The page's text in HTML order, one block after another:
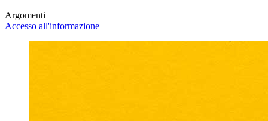
Argomenti
Accesso all'informazione